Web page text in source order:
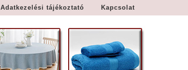
Adatkezelési tájékoztató Kapcsolat